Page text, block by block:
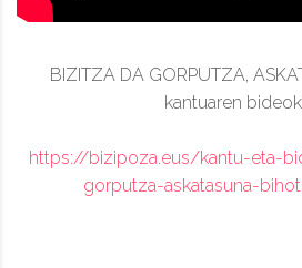
BIZITZA DA GORPUTZA,
kantuaren
https://bizipoza.eus/kantu-eta-
gorputza-askatasuna-